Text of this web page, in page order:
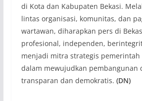
di Kota dan Kabupaten Bekasi.
lintas organisasi, komunitas, dan
wartawan, diharapkan pers di
profesional, independen,
menjadi mitra strategis pemerintah
dalam mewujudkan pembangunan
transparan dan demokratis. (DN)